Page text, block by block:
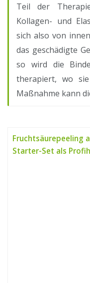
Teil der
Kollagen- und
sich also von
das geschädigte
so wird die
therapiert, wo
Maßnahme kann
Fruchtsäurepeeling
Starter-Set als